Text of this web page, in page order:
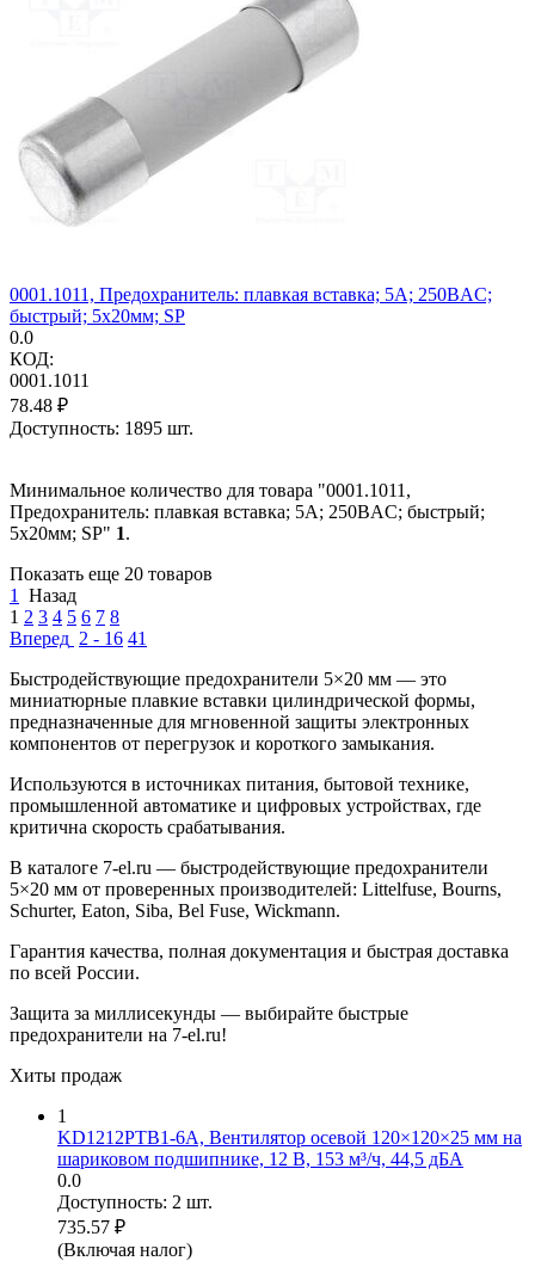
0001.1011, Предохранитель: плавкая вставка; 5А; 250ВAC;
быстрый; 5x20мм; SP
0.0
КОД:
0001.1011
78.48 ₽
Доступность: 1895 шт.
Минимальное количество для товара "0001.1011,
Предохранитель: плавкая вставка; 5А; 250ВAC; быстрый;
5x20мм; SP" 1.
Показать еще 20 товаров
1
Назад
1 2 3 4 5 6 7 8
Вперед 2 - 16 41
Быстродействующие предохранители 5×20 мм — это
миниатюрные плавкие вставки цилиндрической формы,
предназначенные для мгновенной защиты электронных
компонентов от перегрузок и короткого замыкания.
Используются в источниках питания, бытовой технике,
промышленной автоматике и цифровых устройствах, где
критична скорость срабатывания.
В каталоге 7-el.ru — быстродействующие предохранители
5×20 мм от проверенных производителей: Littelfuse, Bourns,
Schurter, Eaton, Siba, Bel Fuse, Wickmann.
Гарантия качества, полная документация и быстрая доставка
по всей России.
Защита за миллисекунды — выбирайте быстрые
предохранители на 7-el.ru!
Хиты продаж
1
KD1212PTB1-6A, Вентилятор осевой 120×120×25 мм на
шариковом подшипнике, 12 В, 153 м³/ч, 44,5 дБА
0.0
Доступность: 2 шт.
735.57 ₽
(Включая налог)